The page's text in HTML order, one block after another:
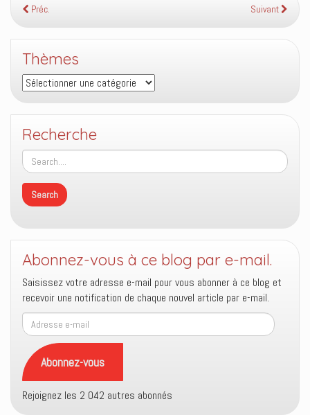
Préc. Suivant
Thèmes
Thèmes
Recherche
Abonnez-vous à ce blog par e-mail.
Saisissez votre adresse e-mail pour vous abonner à ce blog et
recevoir une notification de chaque nouvel article par e-mail.
Adresse
e-
mail
Abonnez-vous
Rejoignez les 2 042 autres abonnés